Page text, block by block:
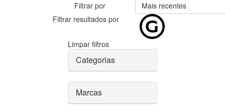
Filtrar por
Mais recentes
Filtrar resultados por
Limpar filtros
Categorias
Marcas